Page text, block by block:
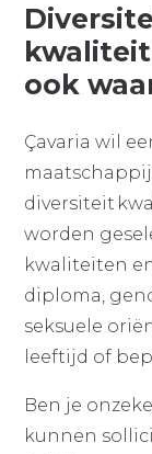
ook
Çavaria wil
diversiteit
worden
kwaliteiten
diploma,
seksuele
leeftijd of
Ben je
kunnen